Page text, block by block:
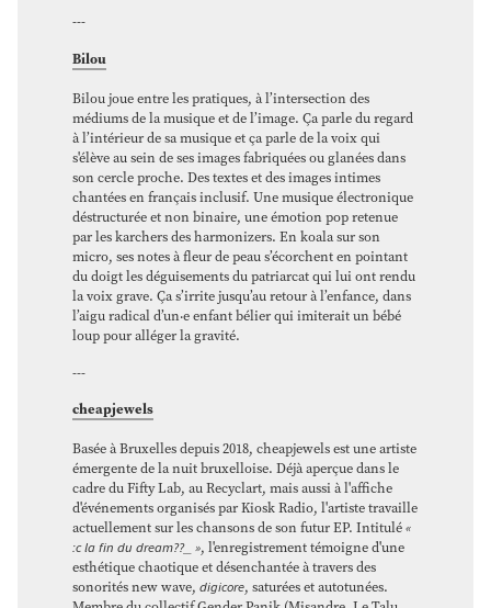
---
Bilou
Bilou joue entre les pratiques, à l’intersection des
médiums de la musique et de l’image. Ça parle du regard
à l’intérieur de sa musique et ça parle de la voix qui
s'élève au sein de ses images fabriquées ou glanées dans
son cercle proche. Des textes et des images intimes
chantées en français inclusif. Une musique électronique
déstructurée et non binaire, une émotion pop retenue
par les karchers des harmonizers. En koala sur son
micro, ses notes à fleur de peau s’écorchent en pointant
du doigt les déguisements du patriarcat qui lui ont rendu
la voix grave. Ça s’irrite jusqu’au retour à l’enfance, dans
l’aigu radical d’un‧e enfant bélier qui imiterait un bébé
loup pour alléger la gravité.
---
cheapjewels
Basée à Bruxelles depuis 2018, cheapjewels est une artiste
émergente de la nuit bruxelloise. Déjà aperçue dans le
cadre du Fifty Lab, au Recyclart, mais aussi à l'affiche
d'événements organisés par Kiosk Radio, l'artiste travaille
actuellement sur les chansons de son futur EP. Intitulé«
:c la fin du dream??_ », l'enregistrement témoigne d'une
esthétique chaotique et désenchantée à travers des
sonorités new wave, digicore, saturées et autotunées.